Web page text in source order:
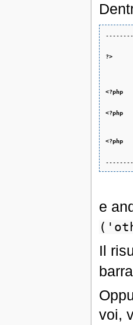
?>
<?php
<?php
<?php
e
Il
voi,